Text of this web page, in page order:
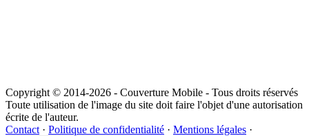
Copyright © 2014-2026 - Couverture Mobile - Tous droits réservés
Toute utilisation de l'image du site doit faire l'objet d'une autorisation
écrite de l'auteur.
Contact · Politique de confidentialité · Mentions légales ·